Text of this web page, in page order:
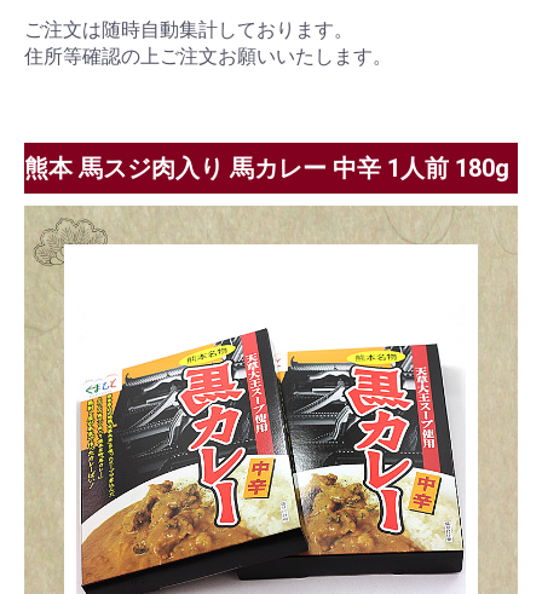
ご注文は随時自動集計しております。
住所等確認の上ご注文お願いいたします。
熊本 馬スジ肉入り 馬カレー 中辛 1人前 180g